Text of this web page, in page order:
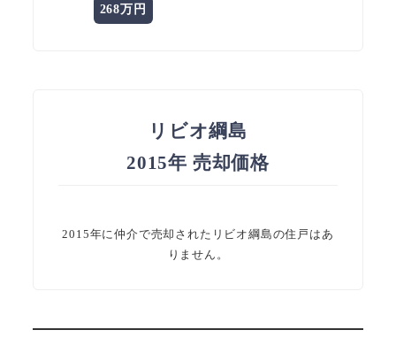
268万円
リビオ綱島
2015年 売却価格
2015年に仲介で売却されたリビオ綱島の住戸はあ
りません。